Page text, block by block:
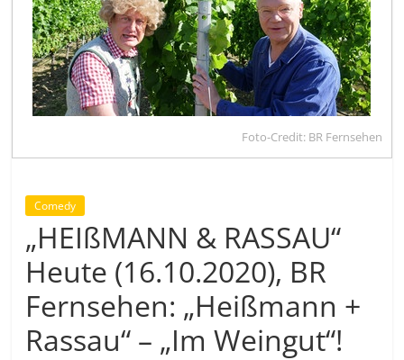
Foto-Credit: BR Fernsehen
Comedy
„HEIßMANN & RASSAU“
Heute (16.10.2020), BR
Fernsehen: „Heißmann +
Rassau“ – „Im Weingut“!